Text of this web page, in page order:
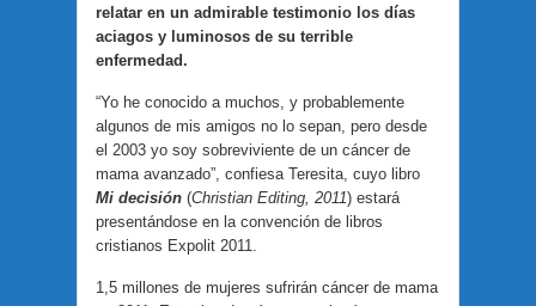
relatar en un admirable testimonio los días
aciagos y luminosos de su terrible
enfermedad.
“Yo he conocido a muchos, y probablemente
algunos de mis amigos no lo sepan, pero desde
el 2003 yo soy sobreviviente de un cáncer de
mama avanzado”, confiesa Teresita, cuyo libro
Mi decisión (Christian Editing, 2011) estará
presentándose en la convención de libros
cristianos Expolit 2011.
1,5 millones de mujeres sufrirán cáncer de mama